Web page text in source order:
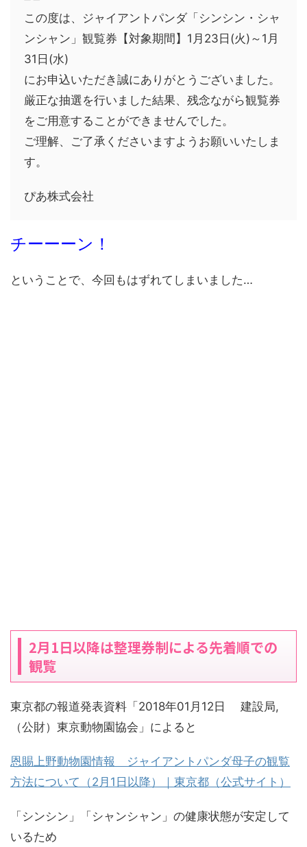
この度は、ジャイアントパンダ「シンシン・シャ
ンシャン」観覧券【対象期間】1月23日(火)～1月
31日(水)
にお申込いただき誠にありがとうございました。
厳正な抽選を行いました結果、残念ながら観覧券
をご用意することができませんでした。
ご理解、ご了承くださいますようお願いいたしま
す。
ぴあ株式会社
チーーーン！
ということで、今回もはずれてしまいました…
2月1日以降は整理券制による先着順での
観覧
東京都の報道発表資料「2018年01月12日 建設局,
（公財）東京動物園協会」によると
恩賜上野動物園情報 ジャイアントパンダ母子の観覧
方法について（2月1日以降）｜東京都（公式サイト）
「シンシン」「シャンシャン」の健康状態が安定して
いるため